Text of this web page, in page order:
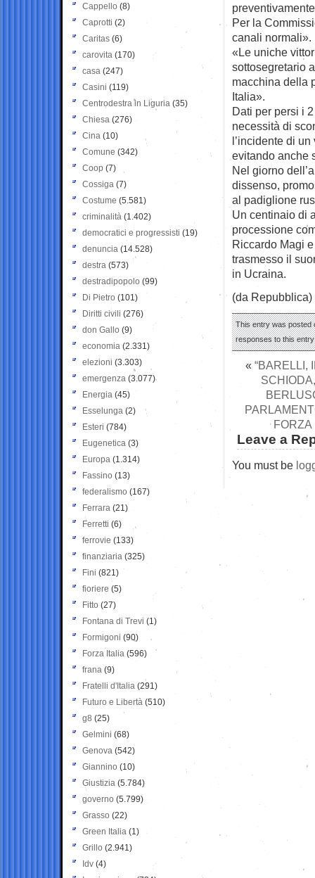
Per la
canali normali».
«Le uniche
sottosegretario
macchina della
Italia».
Dati per persi i
necessità di
l’incidente di
evitando anche
Nel giorno
dissenso,
al padiglione
Un centinaio di
processione
Riccardo Magi
trasmesso il
in Ucraina.
(da Repubblica)
This entry was posted
responses to this
« “BARELLI,
FORZA
Leave a
You must be
Cappello (8)
Caprotti (2)
Caritas (6)
carovita (170)
casa (247)
Casini (119)
Centrodestra in Liguria (35)
Chiesa (276)
Cina (10)
Comune (342)
Coop (7)
Cossiga (7)
Costume (5.581)
criminalità (1.402)
democratici e progressisti (19)
denuncia (14.528)
destra (573)
destradipopolo (99)
Di Pietro (101)
Diritti civili (276)
don Gallo (9)
economia (2.331)
elezioni (3.303)
emergenza (3.077)
Energia (45)
Esselunga (2)
Esteri (784)
Eugenetica (3)
Europa (1.314)
Fassino (13)
federalismo (167)
Ferrara (21)
Ferretti (6)
ferrovie (133)
finanziaria (325)
Fini (821)
fioriere (5)
Fitto (27)
Fontana di Trevi (1)
Formigoni (90)
Forza Italia (596)
frana (9)
Fratelli d'Italia (291)
Futuro e Libertà (510)
g8 (25)
Gelmini (68)
Genova (542)
Giannino (10)
Giustizia (5.784)
governo (5.799)
Grasso (22)
Green Italia (1)
Grillo (2.941)
Idv (4)